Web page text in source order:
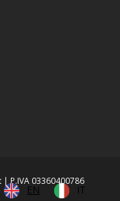
P.IVA 03360400786
EN IT